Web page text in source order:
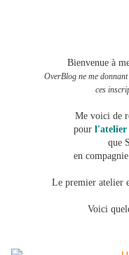
Bienvenue à
OverBlog ne me
ces
Me voici de
pour l'atelier
que
en
Le premier atelier
Voici